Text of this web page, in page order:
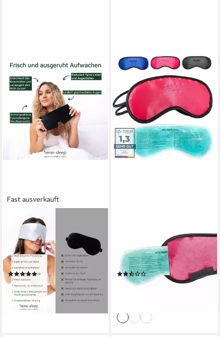
Fast ausverkauft
BENE-SLEEP.
Schlafmaske bene-sleep
Premium Seidenschlafmaske
– 100% verdunkelnd,
Größenverstellbar
(6)
34,90 €
lieferbar - in 3-4 Werktagen bei dir
+3
Schlafmaske mit Kühlkissen -
Schlafmaske Satin Gelpad,
Kühlpad Nachtmaske,
Schlafbrille(7)
6,95 € UVP 14,95 €